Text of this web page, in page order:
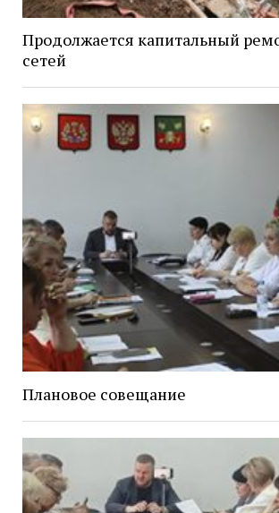
Продолжается капитальный
сетей
Плановое совещание